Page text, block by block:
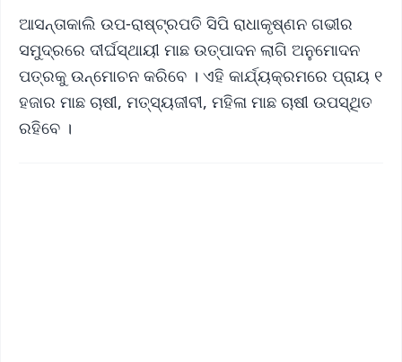
ଆସନ୍ତାକାଲି ଉପ-ରାଷ୍ଟ୍ରପତି ସିପି ରାଧାକୃଷ୍ଣନ ଗଭୀର
ସମୁଦ୍ରରେ ଦୀର୍ଘସ୍ଥାୟୀ ମାଛ ଉତ୍ପାଦନ ଲାଗି ଅନୁମୋଦନ
ପତ୍ରକୁ ଉନ୍ମୋଚନ କରିବେ । ଏହି କାର୍ଯ୍ୟକ୍ରମରେ ପ୍ରାୟ ୧
ହଜାର ମାଛ ଚାଷୀ, ମତ୍ସ୍ୟଜୀବୀ, ମହିଳା ମାଛ ଚାଷୀ ଉପସ୍ଥିତ
ରହିବେ ।